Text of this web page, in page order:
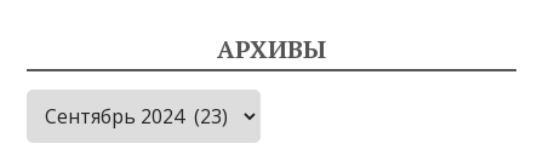
АРХИВЫ
Архивы